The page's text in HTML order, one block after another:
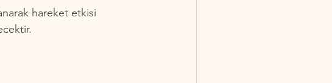
hareket etkisi